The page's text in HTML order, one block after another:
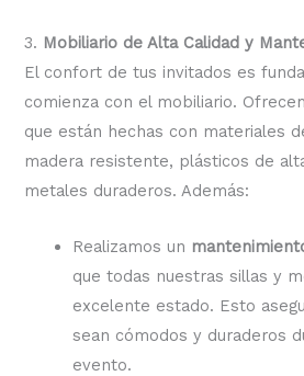
3. Mobiliario de Alta Calidad y
El confort de tus invitados es
comienza con el mobiliario.
que están hechas con materiales
madera resistente, plásticos de
metales duraderos. Además:
Realizamos un
que todas nuestras sillas y
excelente estado. Esto
sean cómodos y duraderos
evento.